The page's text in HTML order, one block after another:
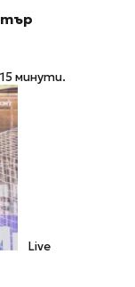
минути.
Live